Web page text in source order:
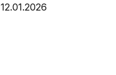
12.01.2026